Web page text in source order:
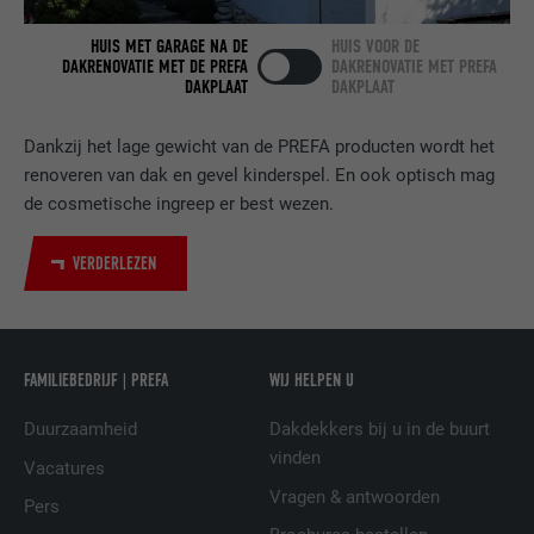
Dankzij het lage gewicht van de PREFA producten wordt het
renoveren van dak en gevel kinderspel. En ook optisch mag
de cosmetische ingreep er best wezen.
VERDERLEZEN
HUIS MET GARAGE NA DE
DAKRENOVATIE MET DE PREFA
DAKPLAAT
HUIS VOOR DE
DAKRENOVATIE MET PREFA
DAKPLAAT
FAMILIEBEDRIJF | PREFA
Duurzaamheid
Vacatures
Pers
WIJ HELPEN U
Dakdekkers bij u in de buurt
vinden
Vragen & antwoorden
Gebruikt door de socialnetworking-dienst
LinkedIn voor het volgen van het gebruik
van ingebedde diensten.
NAAM bscookie
AANBIEDER LinkedIn
VERVALTIJD
UserMatchHistory
AANBIEDER